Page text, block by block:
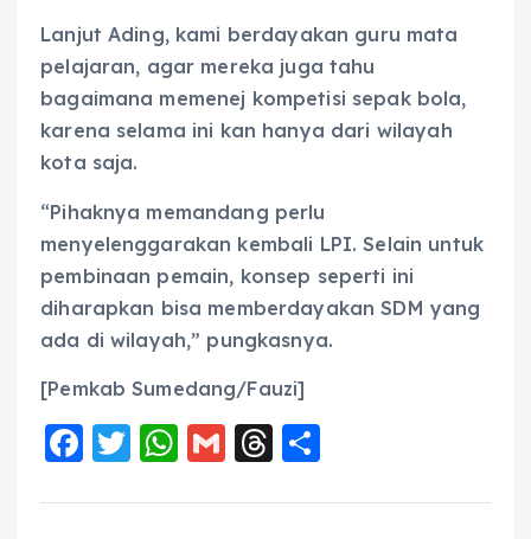
Lanjut Ading, kami berdayakan guru mata
pelajaran, agar mereka juga tahu
bagaimana memenej kompetisi sepak bola,
karena selama ini kan hanya dari wilayah
kota saja.
“Pihaknya memandang perlu
menyelenggarakan kembali LPI. Selain untuk
pembinaan pemain, konsep seperti ini
diharapkan bisa memberdayakan SDM yang
ada di wilayah,” pungkasnya.
[Pemkab Sumedang/Fauzi]
F
c
T
it
W
a
G
ai
T
re a